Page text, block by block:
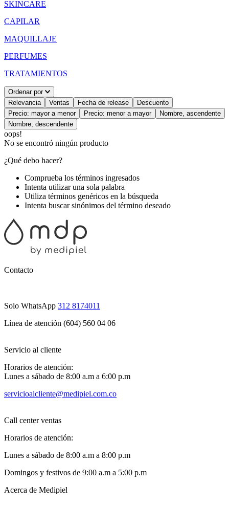
SKINCARE
CAPILAR
MAQUILLAJE
PERFUMES
TRATAMIENTOS
Ordenar por
Relevancia
Ventas Fecha de release
Descuento
Precio: mayor a menor
Precio: menor a mayor
Nombre, ascendente
Nombre, descendente
oops!
No se encontró ningún producto
¿Qué debo hacer?
Comprueba los términos ingresados
Intenta utilizar una sola palabra
Utiliza términos genéricos en la búsqueda
Intenta buscar sinónimos del término deseado
Contacto
Solo WhatsApp 312 8174011
Línea de atención (604) 560 04 06
Servicio al cliente
Horarios de atención:
Lunes a sábado de 8:00 a.m a 6:00 p.m
servicioalcliente@medipiel.com.co
Call center ventas
Horarios de atención:
Lunes a sábado de 8:00 a.m a 8:00 p.m
Domingos y festivos de 9:00 a.m a 5:00 p.m
Acerca de Medipiel